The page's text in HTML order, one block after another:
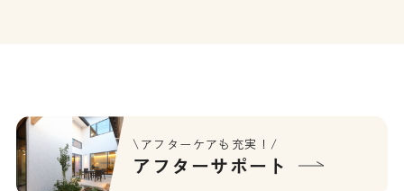
\アフターケアも充実！/
アフターサポート